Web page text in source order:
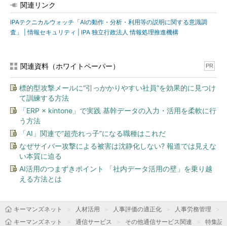
関連リンク
IPAテクニカルウォッチ「AIの動作・分析・利用等の説明に関する意識調
査」 | 情報セキュリティ | IPA 独立行政法人 情報処理推進機構
関連資料（ホワイトペーパー） PR
標的型攻撃メールに“引っかかりやすい社員”を効果的に見つけ
て訓練する方法
「ERP × kintone」で実践 基幹データの入力・活用を柔軟に行
う方法
「AI」関連で“超売れっ子”になる職種はこれだ
なぜサイバー攻撃による被害は沈静化しない? 報道では見えな
い本質に迫る
AI活用のつまずきポイント 「社内データ活用の壁」を乗り越
える方法とは
キーマンズネット 人材活用 人事評価の適正化 人事労務管理
キーマンズネット
通信サービス その他通信サービス関連 特集記